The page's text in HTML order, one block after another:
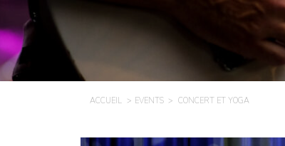
ACCUEIL EVENTS CONCERT ET YOGA